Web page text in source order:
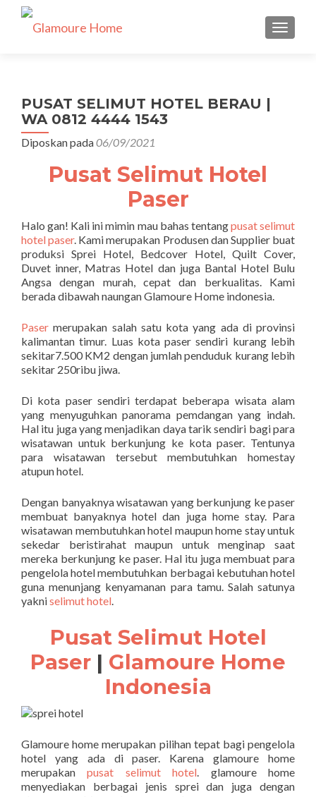
TUKAR
PUSAT SELIMUT HOTEL BERAU |
WA 0812 4444 1543
Diposkan pada06/09/2021
Pusat Selimut Hotel
Paser
Halo gan! Kali ini mimin mau bahas tentangpusat selimut
hotel paser. Kami merupakan Produsen dan Supplier buat
produksi Sprei Hotel, Bedcover Hotel, Quilt Cover,
Duvet inner, Matras Hotel dan juga Bantal Hotel Bulu
Angsa dengan murah, cepat dan berkualitas. Kami
berada dibawah naungan Glamoure Home indonesia.
Paser merupakan salah satu kota yang ada di provinsi
kalimantan timur. Luas kota paser sendiri kurang lebih
sekitar7.500 KM2 dengan jumlah penduduk kurang lebih
sekitar 250ribu jiwa.
Di kota paser sendiri terdapat beberapa wisata alam
yang menyuguhkan panorama pemdangan yang indah.
Hal itu juga yang menjadikan daya tarik sendiri bagi para
wisatawan untuk berkunjung ke kota paser. Tentunya
para wisatawan tersebut membutuhkan homestay
atupun hotel.
Dengan banyaknya wisatawan yang berkunjung ke paser
membuat banyaknya hotel dan juga home stay. Para
wisatawan membutuhkan hotel maupun home stay untuk
sekedar beristirahat maupun untuk menginap saat
mereka berkunjung ke paser. Hal itu juga membuat para
pengelola hotel membutuhkan berbagai kebutuhan hotel
guna menunjang kenyamanan para tamu. Salah satunya
yakniselimut hotel.
Pusat Selimut Hotel
Paser | Glamoure Home
Indonesia
Glamoure home merupakan pilihan tepat bagi pengelola
hotel yang ada di paser. Karena glamoure home
merupakanpusat selimut hotel. glamoure home
menyediakan berbagai jenis sprei dan juga dengan